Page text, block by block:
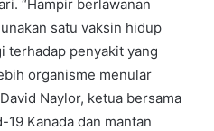
“Hampir berlawanan
satu vaksin hidup
terhadap penyakit yang
organisme menular
Naylor, ketua bersama
Kanada dan mantan